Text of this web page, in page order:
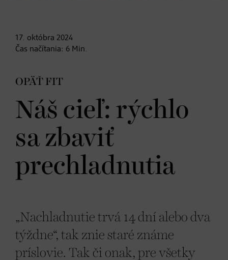
17. októbra 2024
Čas načítania: 6 Min.
OPÄŤ FIT
Náš cieľ: rýchlo
sa zbaviť
prechladnutia
„Nachladnutie trvá 14 dní alebo dva
týždne“, tak znie staré známe
príslovie. Tak či onak, pre všetky